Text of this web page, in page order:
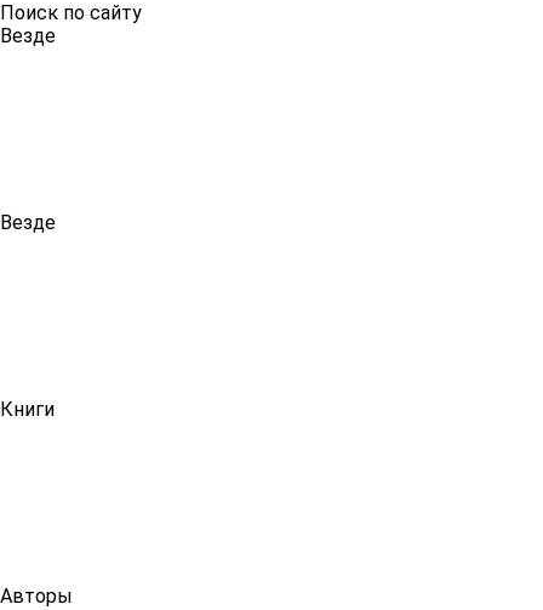
Поиск по сайту
Везде
Везде
Книги
Авторы